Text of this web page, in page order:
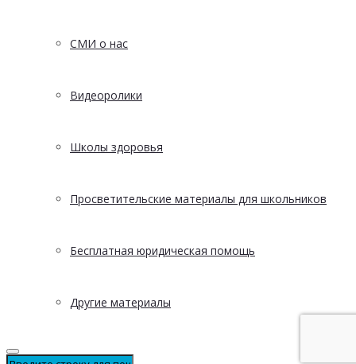
СМИ о нас
Видеоролики
Школы здоровья
Просветительские материалы для школьников
Бесплатная юридическая помощь
Другие материалы